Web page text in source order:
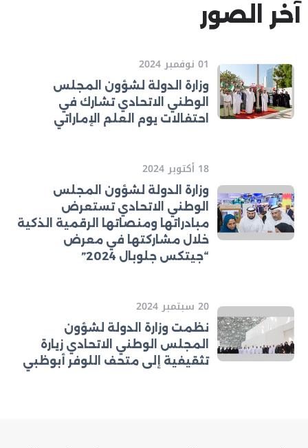
آخر الصور
01 نوفمبر 2024
وزارة الدولة لشؤون المجلس
الوطني الاتحادي تشارك في
احتفالات يوم العلم الإماراتي
18 أكتوبر 2024
وزارة الدولة لشؤون المجلس
الوطني الاتحادي تستعرض
مبادراتها ومنصاتها الرقمية الذكية
خلال مشاركتها في معرض
“جيتكس جلوبال 2024”
20 سبتمبر 2024
نظمت وزارة الدولة لشؤون
المجلس الوطني الاتحادي زيارة
تثقيفية إلى متحف اللوفر أبوظبي